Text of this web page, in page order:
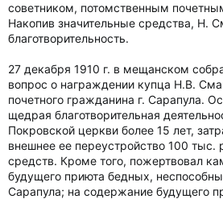
советником, потомственным
Накопив значительные средства, Н.
благотворительность.
27 декабря 1910 г. в мещанском
вопрос о награждении купца Н.В.
почетного гражданина г. Сарапула.
щедрая благотворительная
Покровской церкви более 15 лет,
внешнее ее переустройство 100 тыс.
средств. Кроме того, пожертвовал
будущего приюта бедных,
Сарапула; на содержание будущего